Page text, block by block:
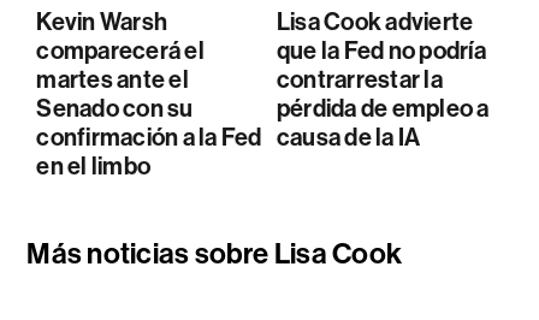
Kevin Warsh
comparecerá el
martes ante el
Senado con su
confirmación a la Fed
en el limbo
Lisa Cook advierte
que la Fed no podría
contrarrestar la
pérdida de empleo a
causa de la IA
Más noticias sobre Lisa Cook